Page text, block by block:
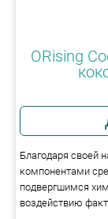
ORising
Благодаря своей
компонентами
подвергшимся
воздействию